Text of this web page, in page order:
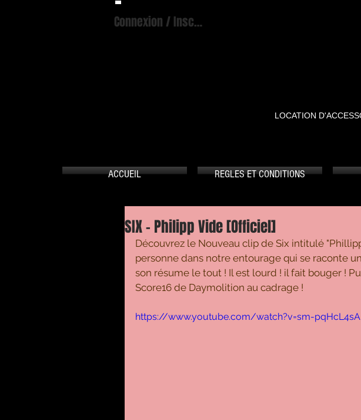
Connexion / Inscription
LOCATION
ACCUEIL REGLES ET CONDITIONS
SIX - Philipp Vide [Officiel]
Découvrez le Nouveau clip de Six intitulé
personne dans notre entourage qui se raconte
son résume le tout ! Il est lourd ! il fait bouger !
Score16 de Daymolition au cadrage !
https://www.youtube.com/watch?v=sm-pqHcL4sA